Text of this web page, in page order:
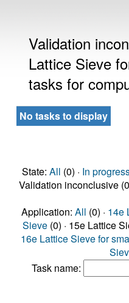
Validation
Lattice Sieve
tasks for
No tasks to display
State: All (0) · In
Validation inconclusive
Application: All (0) · 14e
Sieve (0) · 15e Lattice
16e Lattice Sieve for
Task name: